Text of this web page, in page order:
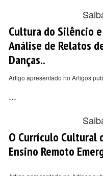
Cultura do Silêncio
Análise de Relatos
Danças..
Artigo apresentado no Artigos
...
O Currículo Cultural
Ensino Remoto